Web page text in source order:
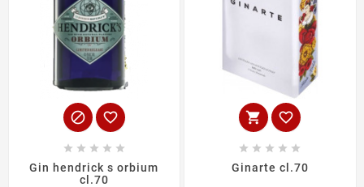
 
    
Gin hendrick s orbium
cl.70
 
    
Ginarte cl.70